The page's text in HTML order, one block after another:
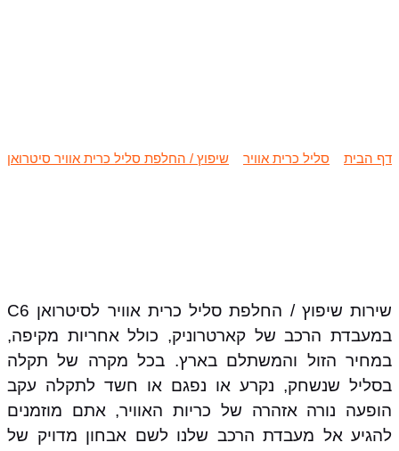
דף הבית סליל כרית אוויר
שיפוץ / החלפת סליל כרית אוויר סיטרואן
שירות שיפוץ / החלפת סליל כרית אוויר לסיטרואן C6
במעבדת הרכב של קארטרוניק, כולל אחריות מקיפה,
במחיר הזול והמשתלם בארץ. בכל מקרה של תקלה
בסליל שנשחק, נקרע או נפגם או חשד לתקלה עקב
הופעה נורה אזהרה של כריות האוויר, אתם מוזמנים
להגיע אל מעבדת הרכב שלנו לשם אבחון מדויק של